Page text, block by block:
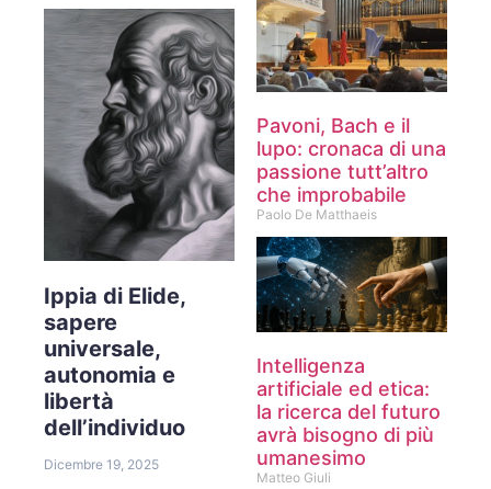
Ippia di Elide,
sapere
universale,
autonomia e
libertà
dell’individuo
Dicembre 19, 2025
Pavoni, Bach e il
lupo: cronaca di una
passione tutt’altro
che improbabile
Paolo De Matthaeis
Intelligenza
artificiale ed etica:
la ricerca del futuro
avrà bisogno di più
umanesimo
Matteo Giuli